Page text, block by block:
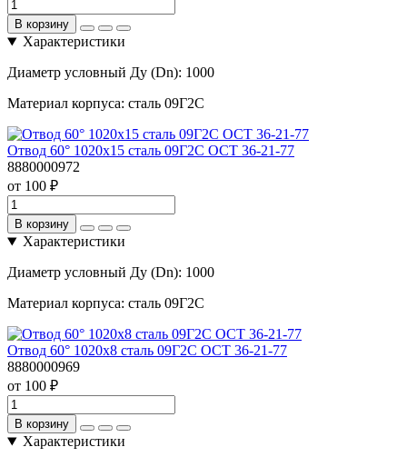
В корзину
Характеристики
Диаметр условный Ду (Dn): 1000
Материал корпуса: сталь 09Г2С
Отвод 60° 1020х15 сталь 09Г2С ОСТ 36-21-77
8880000972
от 100 ₽
В корзину
Характеристики
Диаметр условный Ду (Dn): 1000
Материал корпуса: сталь 09Г2С
Отвод 60° 1020х8 сталь 09Г2С ОСТ 36-21-77
8880000969
от 100 ₽
В корзину
Характеристики